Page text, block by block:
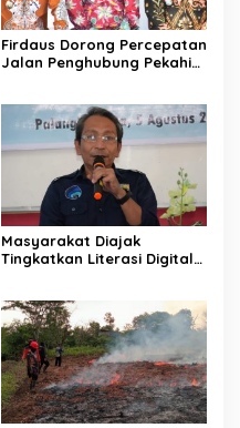
Firdaus Dorong Percepatan
Jalan Penghubung Pekahi–
Masyarakat Diajak
Tingkatkan Literasi Digital